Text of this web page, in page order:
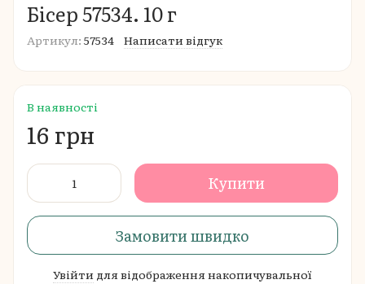
Бісер 57534. 10 г
Артикул: 57534 Написати відгук
В наявності
16 грн
Купити
Замовити швидко
Увійти для відображення накопичувальної